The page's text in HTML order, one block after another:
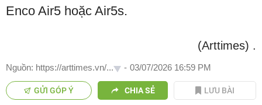
Enco Air5 hoặc Air5s.
(Arttimes) .
Nguồn: https://arttimes.vn/... - 03/07/2026 16:59 PM
GỬI GÓP Ý CHIA SẺ LƯU BÀI